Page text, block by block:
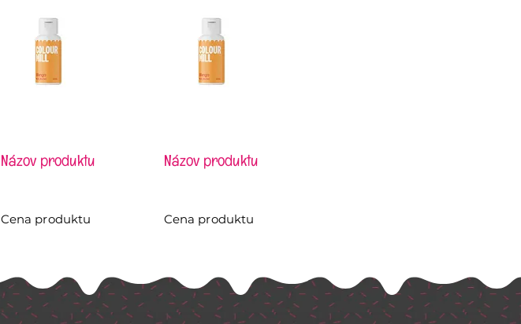
Názov produktu
Cena produktu
Názov produktu
Cena produktu